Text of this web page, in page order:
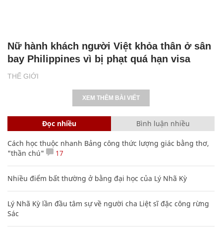
THẾ GIỚI
Nữ hành khách người Việt khỏa thân ở sân
bay Philippines vì bị phạt quá hạn visa
XEM THÊM BÀI VIẾT
Đọc nhiều Bình luận nhiều
Cách học thuộc nhanh Bảng công thức lượng giác bằng thơ,
"thần chú"
17
Nhiều điểm bất thường ở bằng đại học của Lý Nhã Kỳ
Lý Nhã Kỳ lần đầu tâm sự về người cha Liệt sĩ đặc công rừng
Sác